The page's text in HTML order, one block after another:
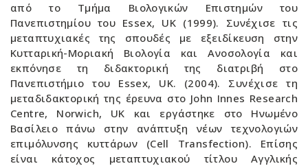
από το Τμήμα Βιολογικών Επιστημών του
Πανεπιστημίου του Essex, UK (1999). Συνέχισε τις
μεταπτυχιακές της σπουδές με εξειδίκευση στην
Κυτταρική-Μοριακή Βιολογία και Ανοσολογία και
εκπόνησε τη διδακτορική της διατριβή στο
Πανεπιστήμιο του Essex, UK. (2004). Συνέχισε τη
μεταδιδακτορική της έρευνα στο John Innes Research
Centre, Norwich, UK και εργάστηκε στο Ηνωμένο
Βασίλειο πάνω στην ανάπτυξη νέων τεχνολογιών
επιμόλυνσης κυττάρων (Cell Transfection). Επίσης
είναι κάτοχος μεταπτυχιακού τίτλου Αγγλικής